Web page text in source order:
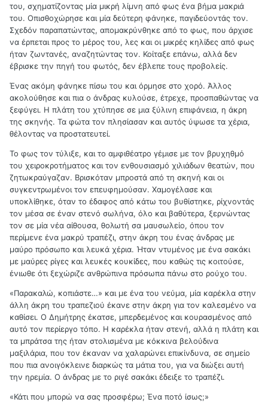
του, σχηματίζοντας μία μικρή λίμνη από φως ένα βήμα μακριά
του. Οπισθοχώρησε και μία δεύτερη φάνηκε, παγιδεύοντάς τον.
Σχεδόν παραπατώντας, απομακρύνθηκε από το φως, που άρχισε
να έρπεται προς το μέρος του, λες και οι μικρές κηλίδες από φως
ήταν ζωντανές, αναζητώντας τον. Κοίταξε επάνω, αλλά δεν
έβρισκε την πηγή του φωτός, δεν έβλεπε τους προβολείς.
Ένας ακόμη φάνηκε πίσω του και όρμησε στο χορό. Άλλος
ακολούθησε και πια ο άνδρας κυλούσε, έτρεχε, προσπαθώντας να
ξεφύγει. Η πλάτη του χτύπησε σε μια ξύλινη επιφάνεια, η άκρη
της σκηνής. Τα φώτα τον πλησίασαν και αυτός ύψωσε τα χέρια,
θέλοντας να προστατευτεί.
Το φως τον τύλιξε, και το αμφιθέατρο γέμισε με τον βρυχηθμό
του χειροκροτήματος και τον ενθουσιασμό χιλιάδων θεατών, που
ζητωκραύγαζαν. Βρισκόταν μπροστά από τη σκηνή και οι
συγκεντρωμένοι τον επευφημούσαν. Χαμογέλασε και
υποκλίθηκε, όταν το έδαφος από κάτω του βυθίστηκε, ρίχνοντάς
τον μέσα σε έναν στενό σωλήνα, όλο και βαθύτερα, ξερνώντας
τον σε μία νέα αίθουσα, θολωτή σα μαυσωλείο, όπου τον
περίμενε ένα μακρύ τραπέζι, στην άκρη του ένας άνδρας με
μαύρο πρόσωπο και λευκά χέρια. Ήταν ντυμένος με ένα σακάκι
με μαύρες ρίγες και λευκές κουκίδες, που καθώς τις κοιτούσε,
ένιωθε ότι ξεχώριζε ανθρώπινα πρόσωπα πάνω στο ρούχο του.
«Παρακαλώ, κοπιάστε…» και με ένα του νεύμα, μία καρέκλα στην
άλλη άκρη του τραπεζιού έκανε στην άκρη για τον καλεσμένο να
καθίσει. Ο Δημήτρης έκατσε, μπερδεμένος και κουρασμένος από
αυτό τον περίεργο τόπο. Η καρέκλα ήταν στενή, αλλά η πλάτη και
τα μπράτσα της ήταν στολισμένα με κόκκινα βελούδινα
μαξιλάρια, που τον έκαναν να χαλαρώνει επικίνδυνα, σε σημείο
που πια ανοιγόκλεινε διαρκώς τα μάτια του, για να διώξει αυτή
την ηρεμία. Ο άνδρας με το ριγέ σακάκι έδειξε το τραπέζι.
«Κάτι που μπορώ να σας προσφέρω; Ένα ποτό ίσως;»